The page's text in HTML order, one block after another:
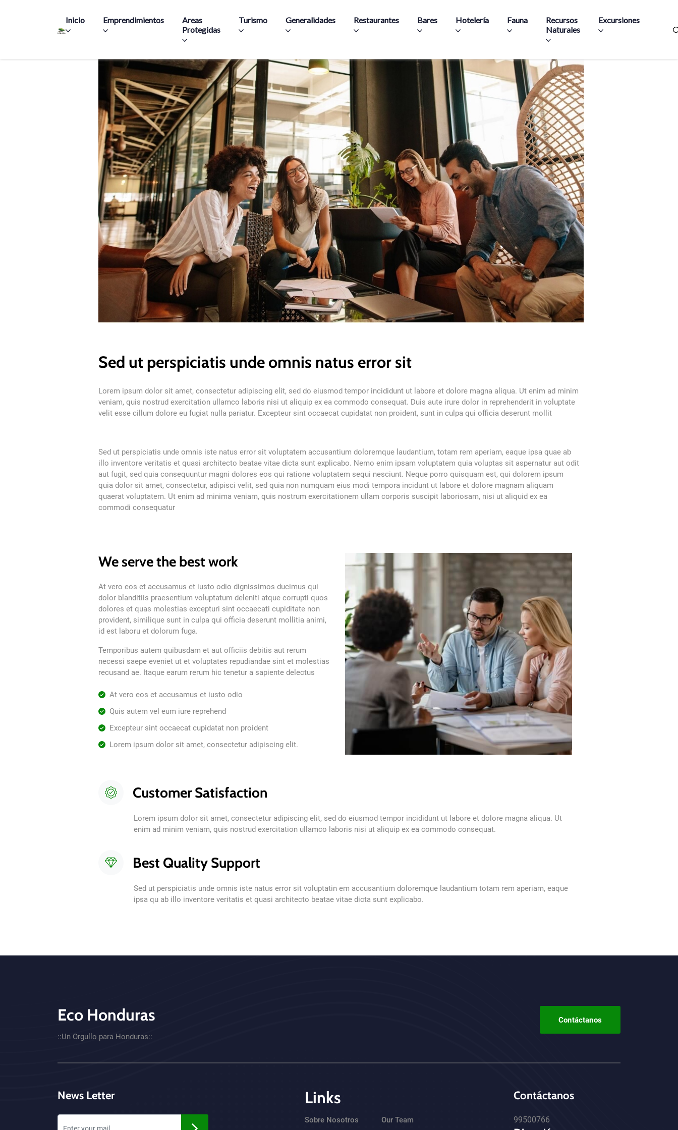
Inicio Emprendimientos
Areas
Protegidas
Turismo Generalidades Restaurantes Bares Hotelería Fauna
Recursos
Naturales
Excursiones
Sed ut perspiciatis unde omnis natus error sit
Lorem ipsum dolor sit amet, consectetur adipiscing elit, sed do eiusmod tempor incididunt ut labore et dolore magna aliqua. Ut enim ad minim
veniam, quis nostrud exercitation ullamco laboris nisi ut aliquip ex ea commodo consequat. Duis aute irure dolor in reprehenderit in voluptate
velit esse cillum dolore eu fugiat nulla pariatur. Excepteur sint occaecat cupidatat non proident, sunt in culpa qui officia deserunt mollit
Sed ut perspiciatis unde omnis iste natus error sit voluptatem accusantium doloremque laudantium, totam rem aperiam, eaque ipsa quae ab
illo inventore veritatis et quasi architecto beatae vitae dicta sunt explicabo. Nemo enim ipsam voluptatem quia voluptas sit aspernatur aut odit
aut fugit, sed quia consequuntur magni dolores eos qui ratione voluptatem sequi nesciunt. Neque porro quisquam est, qui dolorem ipsum
quia dolor sit amet, consectetur, adipisci velit, sed quia non numquam eius modi tempora incidunt ut labore et dolore magnam aliquam
quaerat voluptatem. Ut enim ad minima veniam, quis nostrum exercitationem ullam corporis suscipit laboriosam, nisi ut aliquid ex ea
commodi consequatur
We serve the best work
At vero eos et accusamus et iusto odio dignissimos ducimus qui
dolor blanditiis praesentium voluptatum deleniti atque corrupti quos
dolores et quas molestias excepturi sint occaecati cupiditate non
provident, similique sunt in culpa qui officia deserunt mollitia animi,
id est laboru et dolorum fuga.
Temporibus autem quibusdam et aut officiis debitis aut rerum
necessi saepe eveniet ut et voluptates repudiandae sint et molestias
recusand ae. Itaque earum rerum hic tenetur a sapiente delectus
At vero eos et accusamus et iusto odio
Quis autem vel eum iure reprehend
Excepteur sint occaecat cupidatat non proident
Lorem ipsum dolor sit amet, consectetur adipiscing elit.
Customer Satisfaction
Lorem ipsum dolor sit amet, consectetur adipiscing elit, sed do eiusmod tempor incididunt ut labore et dolore magna aliqua. Ut
enim ad minim veniam, quis nostrud exercitation ullamco laboris nisi ut aliquip ex ea commodo consequat.
Best Quality Support
Sed ut perspiciatis unde omnis iste natus error sit voluptatin em accusantium doloremque laudantium totam rem aperiam, eaque
ipsa qu ab illo inventore veritatis et quasi architecto beatae vitae dicta sunt explicabo.
CTA - Footer
Eco Honduras
::Un Orgullo para Honduras::
Contáctanos
News Letter Links
Sobre Nosotros Our Team
Contáctanos
99500766